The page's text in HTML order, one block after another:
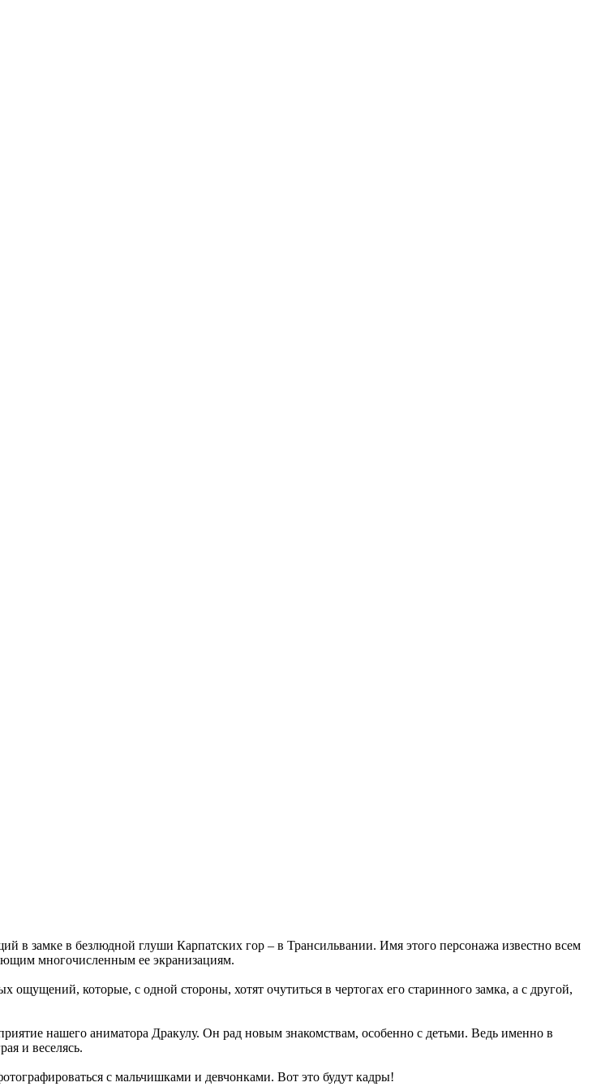
в замке в безлюдной глуши Карпатских гор – в Трансильвании. Имя этого персонажа известно всем
многочисленным ее экранизациям.
которые, с одной стороны, хотят очутиться в чертогах его старинного замка, а с другой,
нашего аниматора Дракулу. Он рад новым знакомствам, особенно с детьми. Ведь именно в
и веселясь.
с мальчишками и девчонками. Вот это будут кадры!